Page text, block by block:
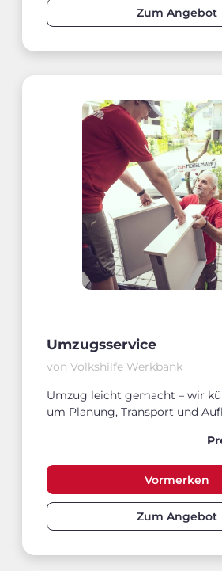
Zum Angebot
Umzugsservice
von Volkshilfe Werkbank
Umzug leicht gemacht – wir
um Planung, Transport und
Vormerken
Zum Angebot